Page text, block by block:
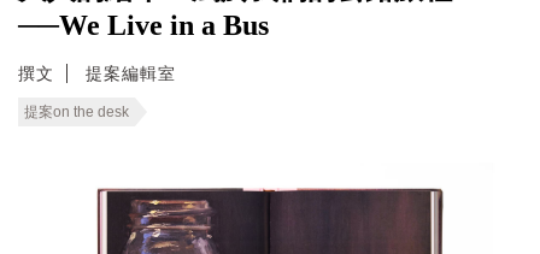
──We Live in a Bus
撰文 提案編輯室
提案on the desk